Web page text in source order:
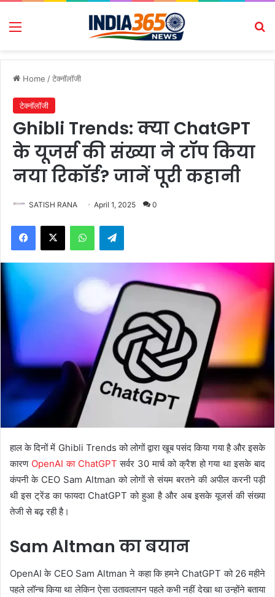
Menu
Home /टेक्नॉलॉजी
टेक्नॉलॉजी
Ghibli Trends: क्या ChatGPT
के यूजर्स की संख्या ने टॉप किया
नया रिकॉर्ड? जानें पूरी कहानी
SATISH RANA April 1, 2025 0
Facebook
X WhatsAppTelegram
हाल के दिनों में Ghibli Trends को लोगों द्वारा खूब पसंद किया गया है और इसके
कारण OpenAI का ChatGPT सर्वर 30 मार्च को क्रैश हो गया था इसके बाद
कंपनी के CEO Sam Altman को लोगों से संयम बरतने की अपील करनी पड़ी
थी इस ट्रेंड का फायदा ChatGPT को हुआ है और अब इसके यूजर्स की संख्या
तेजी से बढ़ रही है।
Sam Altman का बयान
OpenAI के CEO Sam Altman ने कहा कि हमने ChatGPT को 26 महीने
पहले लॉन्च किया था लेकिन ऐसा उतावलापन पहले कभी नहीं देखा था उन्होंने बताया